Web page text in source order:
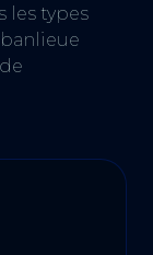
les types